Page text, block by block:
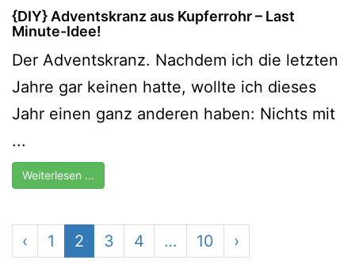
{DIY} Adventskranz aus Kupferrohr – Last
Minute-Idee!
Der Adventskranz. Nachdem ich die letzten
Jahre gar keinen hatte, wollte ich dieses
Jahr einen ganz anderen haben: Nichts mit
...
Weiterlesen …
‹ 1 2 3 4 … 10 ›